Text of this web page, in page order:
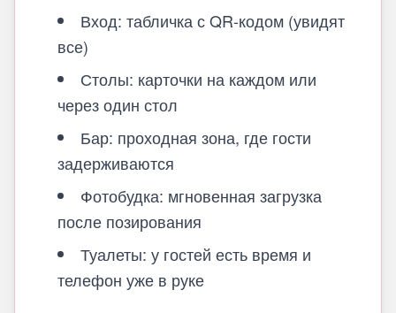
Вход: табличка с QR-кодом (увидят
все)
Столы: карточки на каждом или
через один стол
Бар: проходная зона, где гости
задерживаются
Фотобудка: мгновенная загрузка
после позирования
Туалеты: у гостей есть время и
телефон уже в руке